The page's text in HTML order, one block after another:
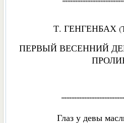
Т. ГЕНГЕНБАХ
ПЕРВЫЙ ВЕСЕННИЙ
Глаз у девы